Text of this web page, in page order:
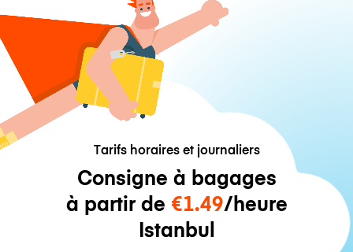
Tarifs horaires et journaliers
Consigne à bagages
à partir de €1.49/heure
Istanbul